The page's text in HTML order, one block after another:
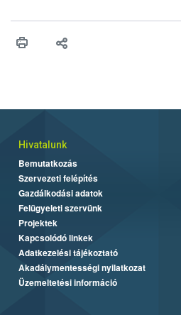
vonni az ebek viselkedésének
Hivatalunk
Bemutatkozás
Szervezeti felépítés
Gazdálkodási adatok
Felügyeleti szervünk
Projektek
Kapcsolódó linkek
Adatkezelési tájékoztató
Akadálymentességi nyilatkozat
Üzemeltetési információ